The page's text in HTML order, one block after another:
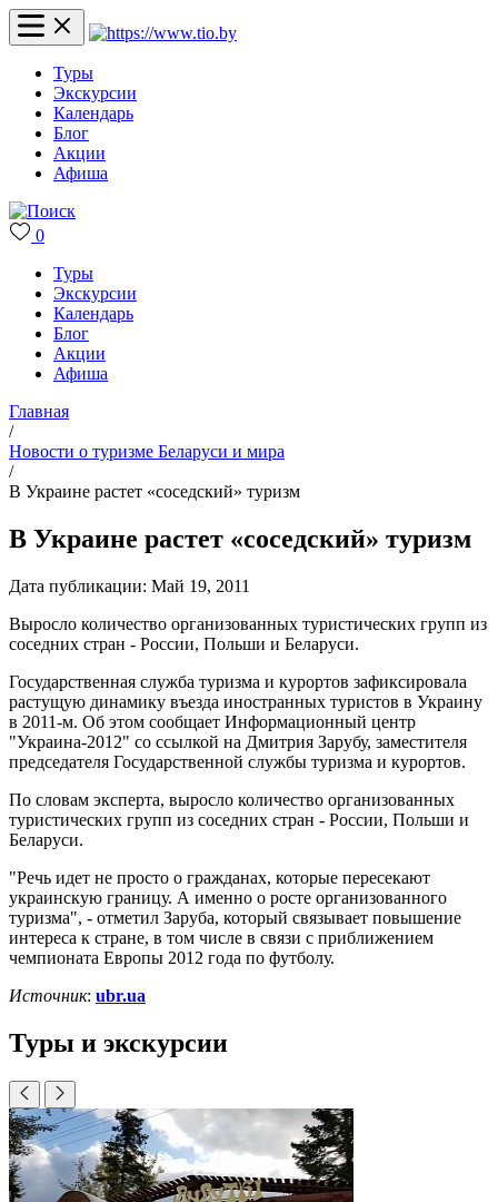
Туры
Экскурсии
Календарь
Блог
Акции
Афиша
0
Туры
Экскурсии
Календарь
Блог
Акции
Афиша
Главная
/
Новости о туризме Беларуси и мира
/
В Украине растет «соседский» туризм
В Украине растет «соседский» туризм
Дата публикации: Май 19, 2011
Выросло количество организованных туристических групп из
соседних стран - России, Польши и Беларуси.
Государственная служба туризма и курортов зафиксировала
растущую динамику въезда иностранных туристов в Украину
в 2011-м. Об этом сообщает Информационный центр
"Украина-2012" со ссылкой на Дмитрия Зарубу, заместителя
председателя Государственной службы туризма и курортов.
По словам эксперта, выросло количество организованных
туристических групп из соседних стран - России, Польши и
Беларуси.
"Речь идет не просто о гражданах, которые пересекают
украинскую границу. А именно о росте организованного
туризма", - отметил Заруба, который связывает повышение
интереса к стране, в том числе в связи с приближением
чемпионата Европы 2012 года по футболу.
Источник: ubr.ua
Туры и экскурсии